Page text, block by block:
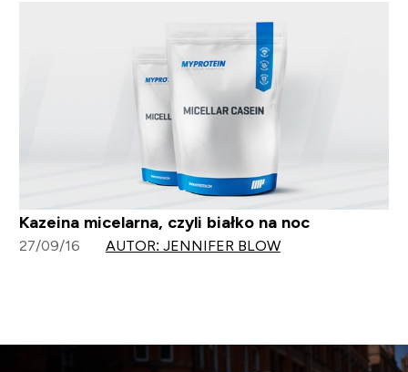
Kazeina micelarna, czyli białko na noc
27/09/16 AUTOR: JENNIFER BLOW